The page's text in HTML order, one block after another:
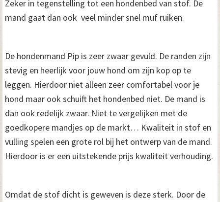
Zeker in tegenstelling tot een hondenbed van stof. De
mand gaat dan ook veel minder snel muf ruiken.
De hondenmand Pip is zeer zwaar gevuld. De randen zijn
stevig en heerlijk voor jouw hond om zijn kop op te
leggen. Hierdoor niet alleen zeer comfortabel voor je
hond maar ook schuift het hondenbed niet. De mand is
dan ook redelijk zwaar. Niet te vergelijken met de
goedkopere mandjes op de markt… Kwaliteit in stof en
vulling spelen een grote rol bij het ontwerp van de mand.
Hierdoor is er een uitstekende prijs kwaliteit verhouding.
Omdat de stof dicht is geweven is deze sterk. Door de